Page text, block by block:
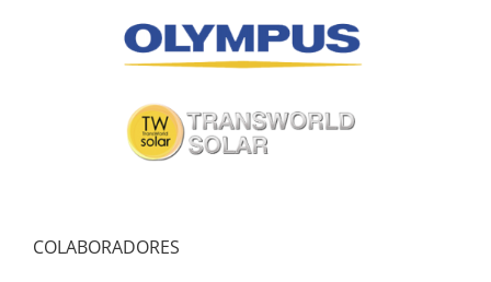
COLABORADORES